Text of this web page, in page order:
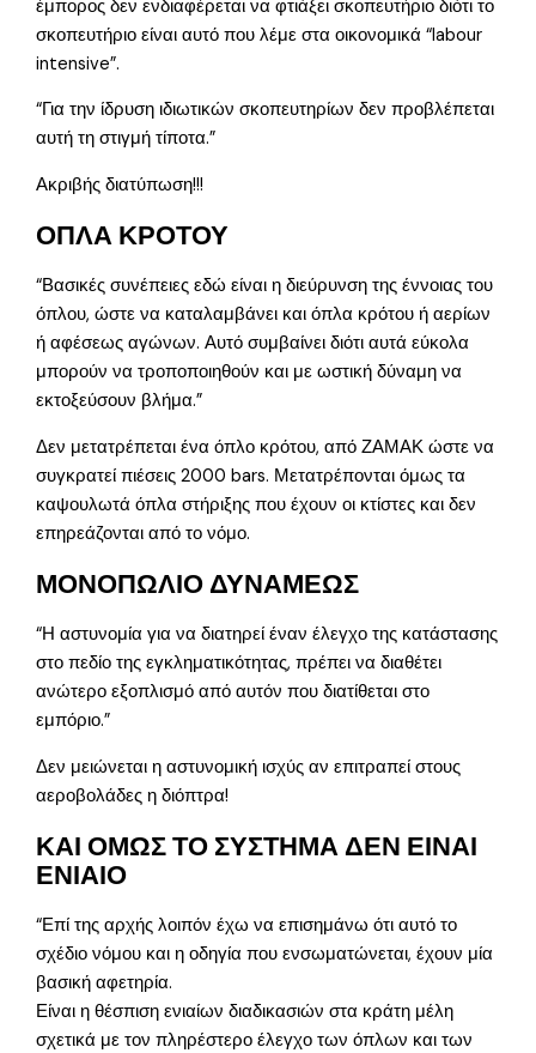
έμπορος δεν ενδιαφέρεται να φτιάξει σκοπευτήριο διότι το
σκοπευτήριο είναι αυτό που λέμε στα οικονομικά “labour
intensive”.
“Για την ίδρυση ιδιωτικών σκοπευτηρίων δεν προβλέπεται
αυτή τη στιγμή τίποτα.”
Ακριβής διατύπωση!!!
ΟΠΛΑ ΚΡΟΤΟΥ
“Βασικές συνέπειες εδώ είναι η διεύρυνση της έννοιας του
όπλου, ώστε να καταλαμβάνει και όπλα κρότου ή αερίων
ή αφέσεως αγώνων. Αυτό συμβαίνει διότι αυτά εύκολα
μπορούν να τροποποιηθούν και με ωστική δύναμη να
εκτοξεύσουν βλήμα.”
Δεν μετατρέπεται ένα όπλο κρότου, από ΖΑΜΑΚ ώστε να
συγκρατεί πιέσεις 2000 bars. Μετατρέπονται όμως τα
καψουλωτά όπλα στήριξης που έχουν οι κτίστες και δεν
επηρεάζονται από το νόμο.
ΜΟΝΟΠΩΛΙΟ ΔΥΝΑΜΕΩΣ
“Η αστυνομία για να διατηρεί έναν έλεγχο της κατάστασης
στο πεδίο της εγκληματικότητας, πρέπει να διαθέτει
ανώτερο εξοπλισμό από αυτόν που διατίθεται στο
εμπόριο.”
Δεν μειώνεται η αστυνομική ισχύς αν επιτραπεί στους
αεροβολάδες η διόπτρα!
ΚΑΙ ΟΜΩΣ ΤΟ ΣΥΣΤΗΜΑ ΔΕΝ ΕΙΝΑΙ
ΕΝΙΑΙΟ
“Επί της αρχής λοιπόν έχω να επισημάνω ότι αυτό το
σχέδιο νόμου και η οδηγία που ενσωματώνεται, έχουν μία
βασική αφετηρία.
Είναι η θέσπιση ενιαίων διαδικασιών στα κράτη μέλη
σχετικά με τον πληρέστερο έλεγχο των όπλων και των